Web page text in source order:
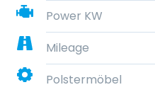
Power KW
Mileage
Polstermöbel